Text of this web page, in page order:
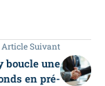
Article Suivant
boucle une
en pré-